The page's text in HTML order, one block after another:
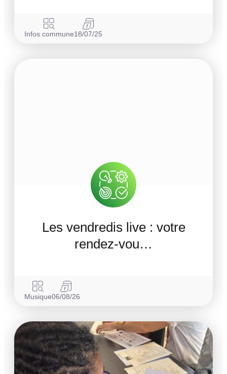
Infos commune18/07/25
Les vendredis live : votre
rendez-vou…
Musique06/08/26